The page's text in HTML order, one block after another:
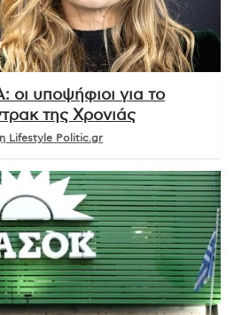
οι υποψήφιοι για το
της Χρονιάς
Lifestyle Politic.gr